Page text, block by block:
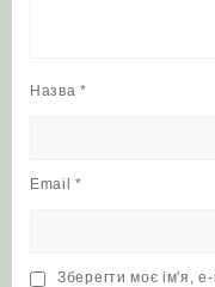
Назва*
Email*
Зберегти моє ім'я,